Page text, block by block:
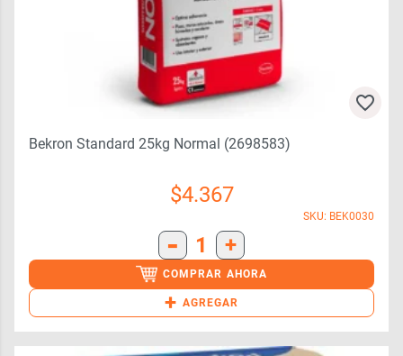
Bekron Standard 25kg Normal (2698583)
$4.367
SKU: BEK0030
- 1 +
COMPRAR AHORA
+ AGREGAR